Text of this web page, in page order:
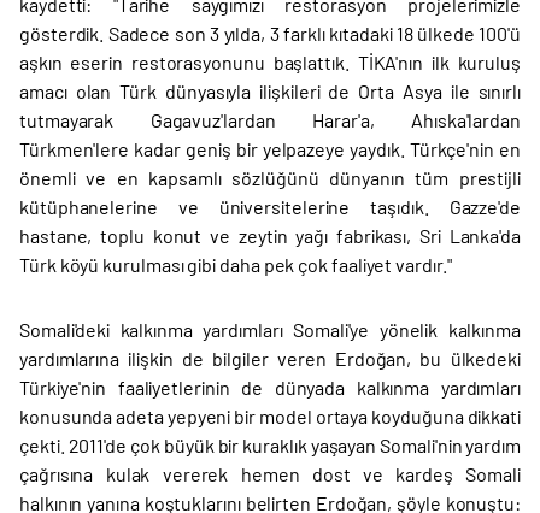
gösterdik. Sadece son 3 yılda, 3 farklı kıtadaki 18 ülkede 100'ü
aşkın eserin restorasyonunu başlattık. TİKA'nın ilk kuruluş
amacı olan Türk dünyasıyla ilişkileri de Orta Asya ile sınırlı
tutmayarak Gagavuz'lardan Harar'a, Ahıska'lardan
Türkmen'lere kadar geniş bir yelpazeye yaydık. Türkçe'nin en
önemli ve en kapsamlı sözlüğünü dünyanın tüm prestijli
kütüphanelerine ve üniversitelerine taşıdık. Gazze'de
hastane, toplu konut ve zeytin yağı fabrikası, Sri Lanka'da
Türk köyü kurulması gibi daha pek çok faaliyet vardır."
Somali'deki kalkınma yardımları Somali'ye yönelik kalkınma
yardımlarına ilişkin de bilgiler veren Erdoğan, bu ülkedeki
Türkiye'nin faaliyetlerinin de dünyada kalkınma yardımları
konusunda adeta yepyeni bir model ortaya koyduğuna dikkati
çekti. 2011'de çok büyük bir kuraklık yaşayan Somali'nin yardım
çağrısına kulak vererek hemen dost ve kardeş Somali
halkının yanına koştuklarını belirten Erdoğan, şöyle konuştu: